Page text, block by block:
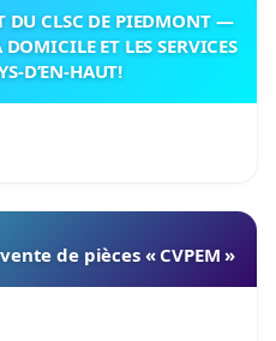
DU CLSC DE PIEDMONT —
ET LES SERVICES
D’EN-HAUT!
de pièces « CVPEM »